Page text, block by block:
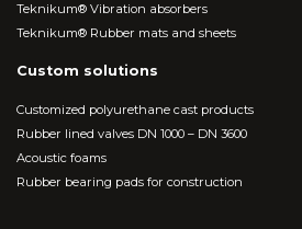
Teknikum® Vibration absorbers
Teknikum® Rubber mats and sheets
Custom solutions
Customized polyurethane cast products
Rubber lined valves DN 1000 – DN 3600
Acoustic foams
Rubber bearing pads for construction